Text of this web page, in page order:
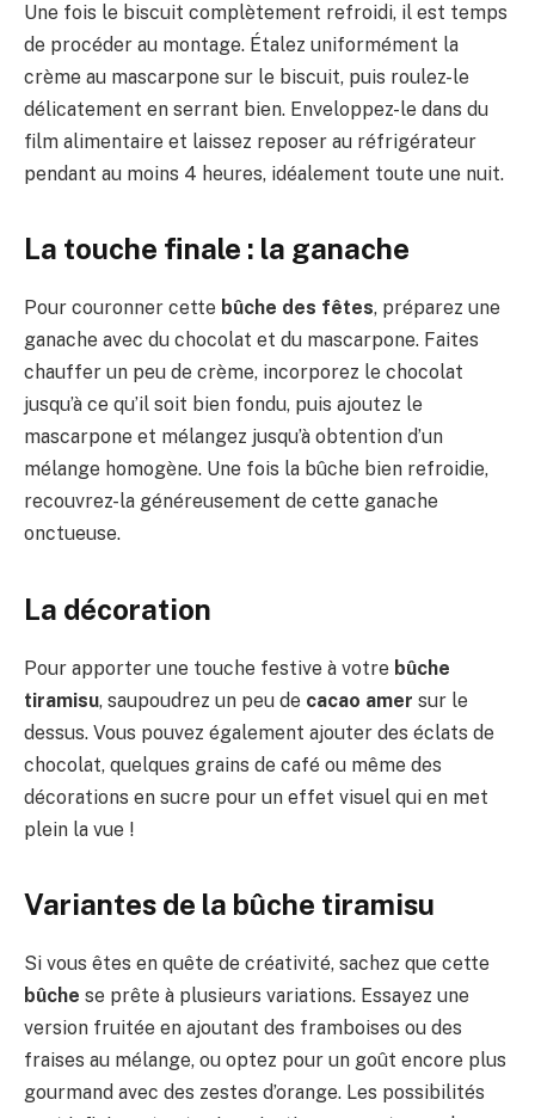
Une fois le biscuit complètement refroidi, il est temps
de procéder au montage. Étalez uniformément la
crème au mascarpone sur le biscuit, puis roulez-le
délicatement en serrant bien. Enveloppez-le dans du
film alimentaire et laissez reposer au réfrigérateur
pendant au moins 4 heures, idéalement toute une nuit.
La touche finale : la ganache
Pour couronner cette bûche des fêtes, préparez une
ganache avec du chocolat et du mascarpone. Faites
chauffer un peu de crème, incorporez le chocolat
jusqu’à ce qu’il soit bien fondu, puis ajoutez le
mascarpone et mélangez jusqu’à obtention d’un
mélange homogène. Une fois la bûche bien refroidie,
recouvrez-la généreusement de cette ganache
onctueuse.
La décoration
Pour apporter une touche festive à votre bûche
tiramisu, saupoudrez un peu de cacao amer sur le
dessus. Vous pouvez également ajouter des éclats de
chocolat, quelques grains de café ou même des
décorations en sucre pour un effet visuel qui en met
plein la vue !
Variantes de la bûche tiramisu
Si vous êtes en quête de créativité, sachez que cette
bûche se prête à plusieurs variations. Essayez une
version fruitée en ajoutant des framboises ou des
fraises au mélange, ou optez pour un goût encore plus
gourmand avec des zestes d’orange. Les possibilités